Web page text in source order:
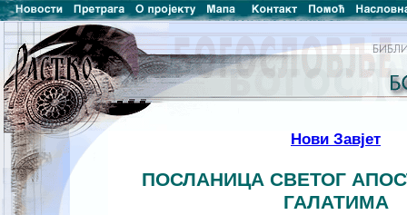
Нови Завјет
ПОСЛАНИЦА СВЕТОГ
ГАЛАТИМА